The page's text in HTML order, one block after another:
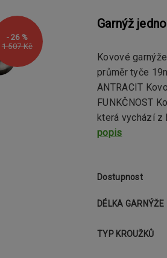
1 507 Kč
- 26 %
Garnýž
Kovové
průměr tyče
ANTRACIT
FUNKČNOST
která vychází z
popis
Dostupnost
DÉLKA GARNÝŽE
TYP KROUŽKŮ